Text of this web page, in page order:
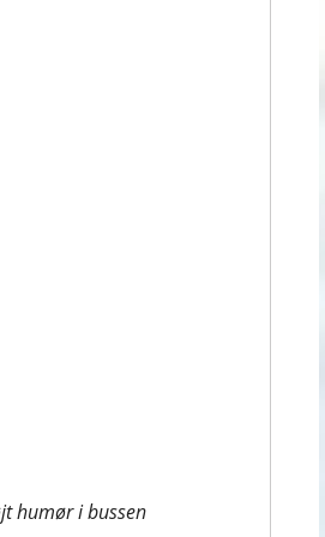
humør i bussen